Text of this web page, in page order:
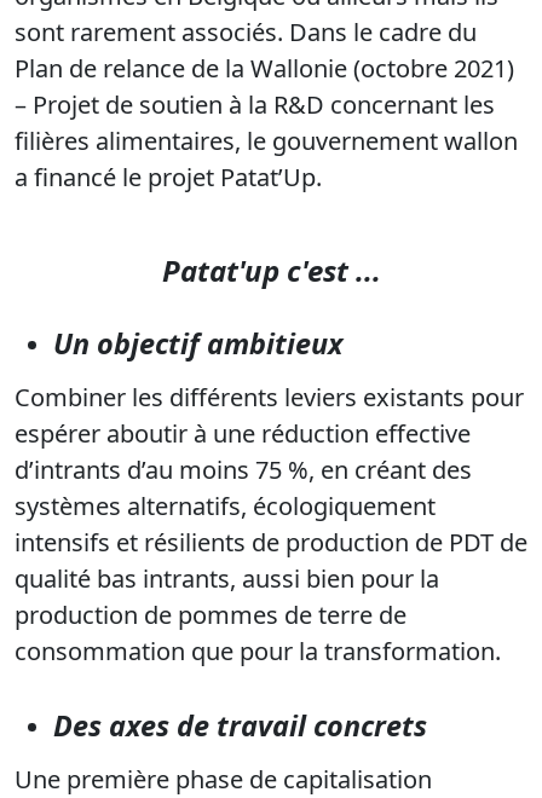
sont rarement associés. Dans le cadre du
Plan de relance de la Wallonie (octobre 2021)
– Projet de soutien à la R&D concernant les
filières alimentaires, le gouvernement wallon
a financé le projet Patat’Up.
Patat'up c'est ...
Un objectif ambitieux
Combiner les différents leviers existants pour
espérer aboutir à une réduction effective
d’intrants d’au moins 75 %, en créant des
systèmes alternatifs, écologiquement
intensifs et résilients de production de PDT de
qualité bas intrants, aussi bien pour la
production de pommes de terre de
consommation que pour la transformation.
Des axes de travail concrets
Une première phase de capitalisation